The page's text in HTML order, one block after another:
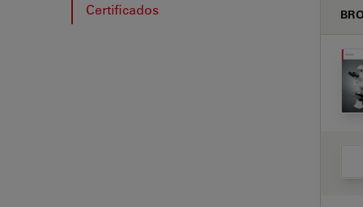
Certificados